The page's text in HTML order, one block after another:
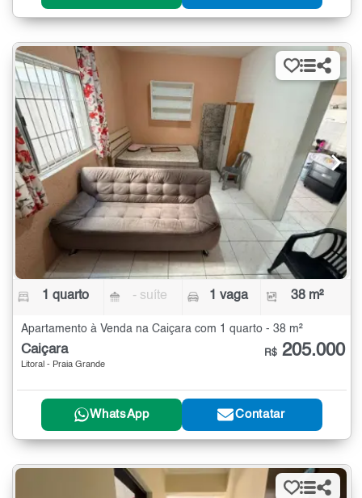
1 quarto - suíte 1 vaga 38 m²
Apartamento à Venda na Caiçara com 1 quarto - 38 m²
Caiçara
Litoral - Praia Grande
R$ 205.000
WhatsApp Contatar